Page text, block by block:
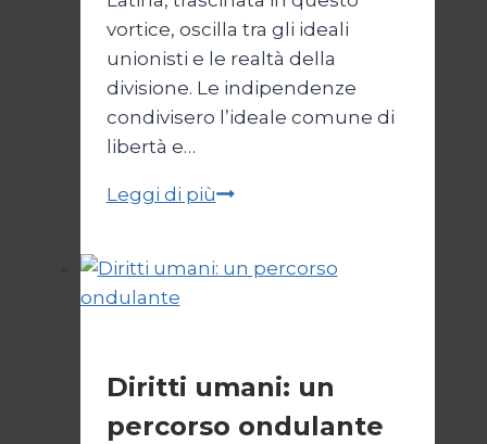
vortice, oscilla tra gli ideali
unionisti e le realtà della
divisione. Le indipendenze
condivisero l’ideale comune di
libertà e…
Leggi di piùUnità
ideale
Diritti umani: un
percorso ondulante